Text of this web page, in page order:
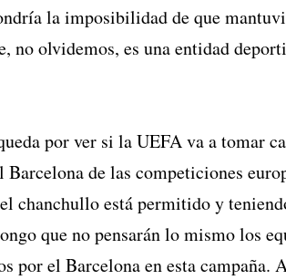
la imposibilidad de que
no olvidemos, es una entidad
por ver si la UEFA va a tomar
Barcelona de las competiciones
chanchullo está permitido y
que no pensarán lo mismo los
por el Barcelona en esta campaña.